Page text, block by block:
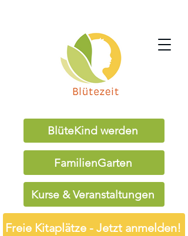
BlüteKind werden
FamilienGarten
Kurse & Veranstaltungen
Freie Kitaplätze - Jetzt anmelden!